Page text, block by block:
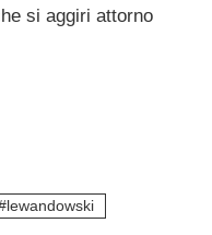
si aggiri attorno
lewandowski